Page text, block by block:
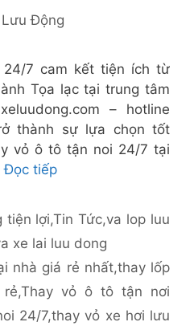
Động
7 cam kết tiện ích từ
Tọa lạc tại trung tâm
– hotline
thành sự lựa chọn tốt
vỏ ô tô tận noi 24/7 tại
Đọc tiếp
tiện lợi,Tin Tức,va lop luu
xe lai luu dong
nhà giá rẻ nhất,thay lốp
,Thay vỏ ô tô tận nơi
24/7,thay vỏ xe hơi lưu